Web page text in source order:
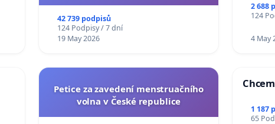
na přijetí usnesení k podání ústavní
žaloby na prezidenta republiky
42 739 podpisů
124 Podpisy / 7 dní
19 May 2026
2 688
124
4 May
Petice za zavedení menstruačního
volna v České republice
1 187
65